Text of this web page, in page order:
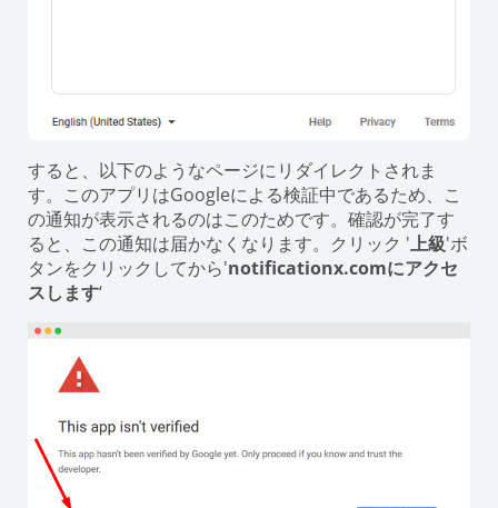
すると、以下のようなページにリダイレクトされま
す。このアプリはGoogleによる検証中であるため、こ
の通知が表示されるのはこのためです。確認が完了す
ると、この通知は届かなくなります。クリック '上級'ボ
タンをクリックしてから'notificationx.comにアクセ
スします‘